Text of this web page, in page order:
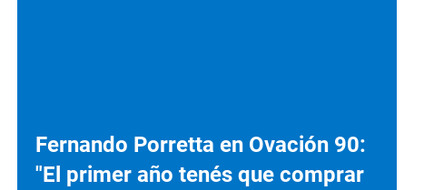
Fernando Porretta en Ovación 90:
"El primer año tenés que comprar